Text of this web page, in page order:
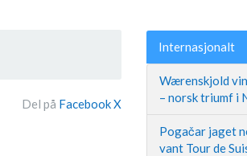
Del på FacebookX
Internasjonalt
Wærenskjold
– norsk triumf i
Pogačar jaget
vant Tour de